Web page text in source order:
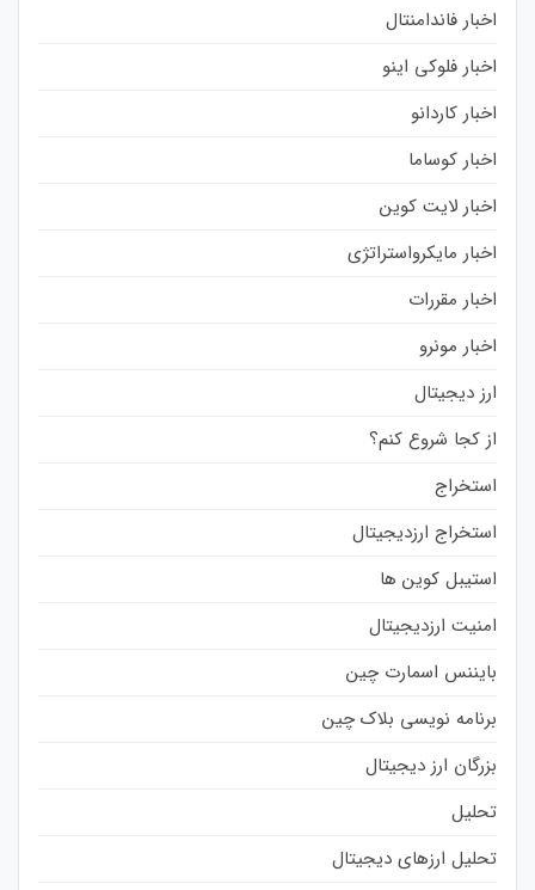
اخبار فاندامنتال
اخبار فلوکی اینو
اخبار کاردانو
اخبار کوساما
اخبار لایت کوین
اخبار مایکرواستراتژی
اخبار مقررات
اخبار مونرو
ارز دیجیتال
از کجا شروع کنم؟
استخراج
استخراج ارزدیجیتال
استیبل کوین ها
امنیت ارزدیجیتال
بایننس اسمارت چین
برنامه نویسی بلاک چین
بزرگان ارز دیجیتال
تحلیل
تحلیل ارزهای دیجیتال